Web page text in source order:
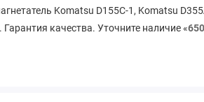
Komatsu D155C-1, Komatsu
качества. Уточните наличие «